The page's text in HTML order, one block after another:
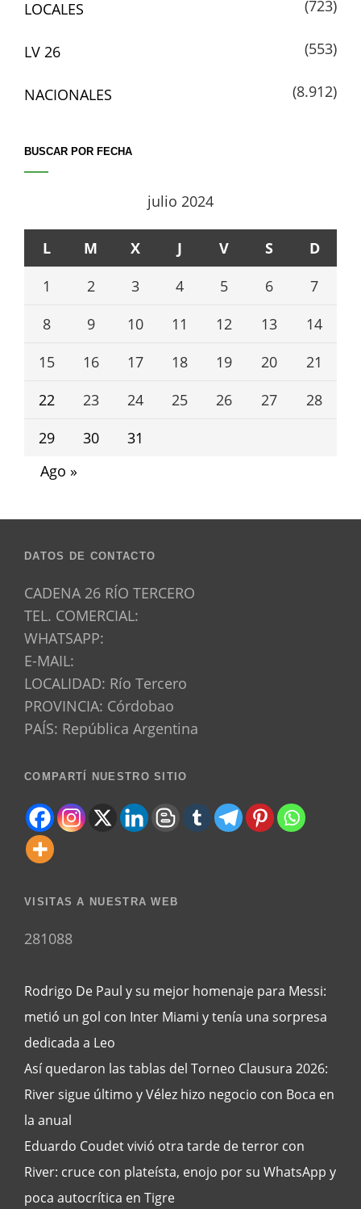
LOCALES (723)
LV 26 (553)
NACIONALES (8.912)
BUSCAR POR FECHA
julio 2024
L M X J V S
D
1
2 3 4 5 6
7
8
9 10 11 12 13
14
15
16 17 18 19 20
21
22
23 24 25 26 27
28
29
30
31
Ago »
DATOS DE CONTACTO
CADENA 26 RÍO TERCERO
TEL. COMERCIAL:
WHATSAPP:
E-MAIL:
LOCALIDAD: Río Tercero
PROVINCIA: Córdobao
PAÍS: República Argentina
COMPARTÍ NUESTRO SITIO
VISITAS A NUESTRA WEB
281088
Rodrigo De Paul y su mejor homenaje para Messi:
metió un gol con Inter Miami y tenía una sorpresa
dedicada a Leo
Así quedaron las tablas del Torneo Clausura 2026:
River sigue último y Vélez hizo negocio con Boca en
la anual
Eduardo Coudet vivió otra tarde de terror con
River: cruce con plateísta, enojo por su WhatsApp y
poca autocrítica en Tigre